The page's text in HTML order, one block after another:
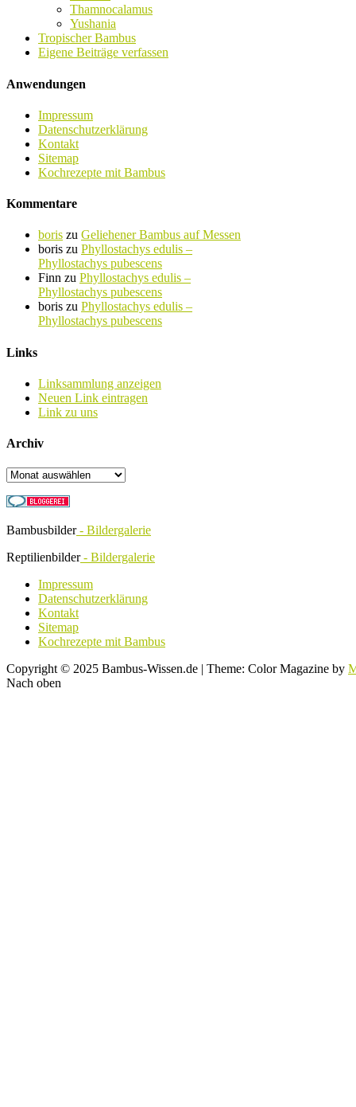
Thamnocalamus
Yushania
Tropischer Bambus
Eigene Beiträge verfassen
Anwendungen
Impressum
Datenschutzerklärung
Kontakt
Sitemap
Kochrezepte mit Bambus
Kommentare
boris zu Geliehener Bambus auf Messen
boris zu Phyllostachys edulis –
Phyllostachys pubescens
Finn zu Phyllostachys edulis –
Phyllostachys pubescens
boris zu Phyllostachys edulis –
Phyllostachys pubescens
Links
Linksammlung anzeigen
Neuen Link eintragen
Link zu uns
Archiv
Archiv
Bambusbilder- Bildergalerie
Reptilienbilder- Bildergalerie
Impressum
Datenschutzerklärung
Kontakt
Sitemap
Kochrezepte mit Bambus
Copyright © 2025 Bambus-Wissen.de | Theme: Color Magazine by
Nach oben